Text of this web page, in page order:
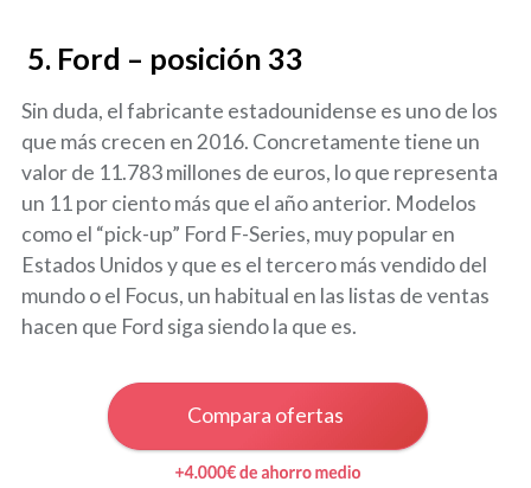
5. Ford – posición 33
Sin duda, el fabricante estadounidense es uno de los
que más crecen en 2016. Concretamente tiene un
valor de 11.783 millones de euros, lo que representa
un 11 por ciento más que el año anterior. Modelos
como el “pick-up” Ford F-Series, muy popular en
Estados Unidos y que es el tercero más vendido del
mundo o el Focus, un habitual en las listas de ventas
hacen que Ford siga siendo la que es.
Compara ofertas